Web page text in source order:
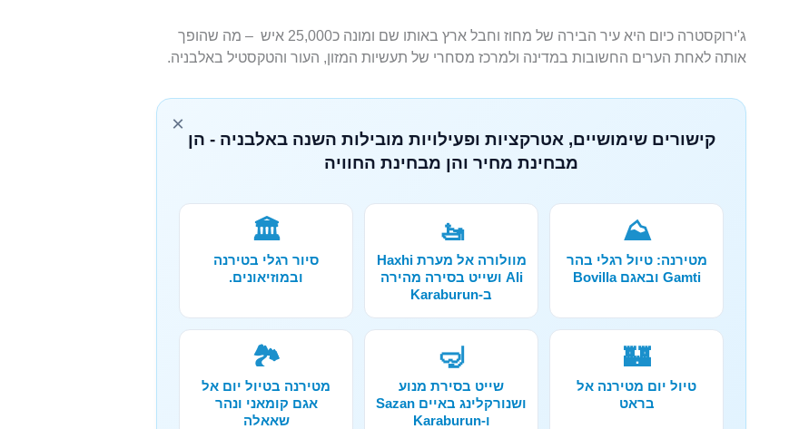
ג'ירוקסטרה כיום היא עיר הבירה של מחוז וחבל ארץ באותו שם ומונה כ25,000 איש – מה שהופך
אותה לאחת הערים החשובות במדינה ולמרכז מסחרי של תעשיות המזון, העור והטקסטיל באלבניה.
×
קישורים שימושיים, אטרקציות ופעילויות מובילות השנה באלבניה - הן
מבחינת מחיר והן מבחינת החוויה
⛰️
מטירנה: טיול רגלי בהר
Gamti ובאגם Bovilla
🚤
מוולורה אל מערת Haxhi
Ali ושייט בסירה מהירה
ב-Karaburun
🏛️
סיור רגלי בטירנה
ובמוזיאונים.
🏰
טיול יום מטירנה אל
בראט
🤿
שייט בסירת מנוע
ושנורקלינג באיים Sazan
ו-Karaburun
🏞️
מטירנה בטיול יום אל
אגם קומאני ונהר
שאאלה